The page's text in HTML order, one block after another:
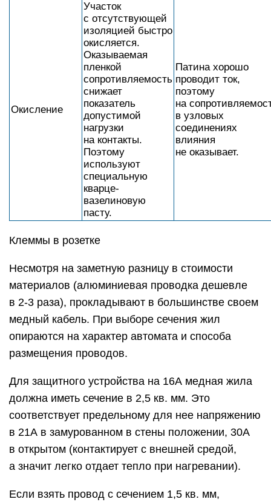
Окисление
Участок
с отсутствующей
изоляцией быстро
окисляется.
Оказываемая
пленкой
сопротивляемость
снижает
показатель
допустимой
нагрузки
на контакты.
Поэтому
используют
специальную
кварце-
вазелиновую
пасту.
Патина хорошо
проводит ток,
поэтому
на
в узловых
соединениях
влияния
не оказывает.
Клеммы в розетке
Несмотря на заметную разницу в стоимости
материалов (алюминиевая проводка дешевле
в 2-3 раза), прокладывают в большинстве своем
медный кабель. При выборе сечения жил
опираются на характер автомата и способа
размещения проводов.
Для защитного устройства на 16А медная жила
должна иметь сечение в 2,5 кв. мм. Это
соответствует предельному для нее напряжению
в 21А в замурованном в стены положении, 30А
в открытом (контактирует с внешней средой,
а значит легко отдает тепло при нагревании).
Если взять провод с сечением 1,5 кв. мм,